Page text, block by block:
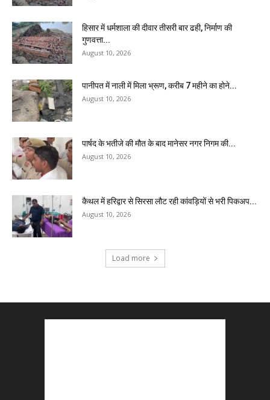
हिसार में धर्मशाला की दीवार तीसरी बार ढही, निर्माण की
गुणवत्ता...
August 10, 2026
पानीपत में नाली में मिला भ्रूण, करीब 7 महीने का होने...
August 10, 2026
पार्षद के भतीजे की मौत के बाद मानेसर नगर निगम की...
August 10, 2026
कैथल में हरिद्वार से सिरसा लौट रही कांवड़ियों से भरी पिकअप...
August 10, 2026
Load more